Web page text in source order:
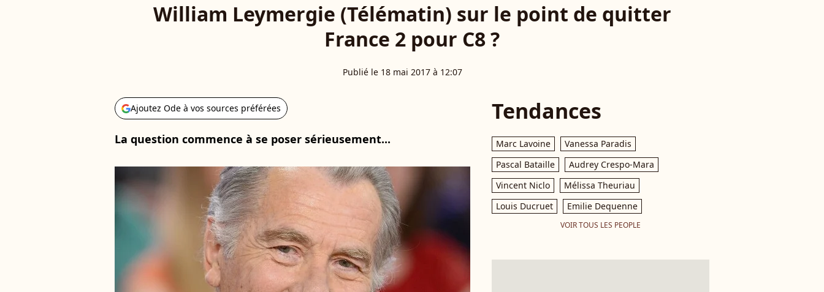
William Leymergie (Télématin) sur le point de quitter
France 2 pour C8 ?
Publié le 18 mai 2017 à 12:07
Ajoutez Ode à vos sources préférées
La question commence à se poser sérieusement...
Tendances
Marc Lavoine
Vanessa Paradis
Pascal Bataille
Audrey Crespo-Mara
Vincent Niclo
Mélissa Theuriau
Louis Ducruet
Emilie Dequenne
VOIR TOUS LES PEOPLE